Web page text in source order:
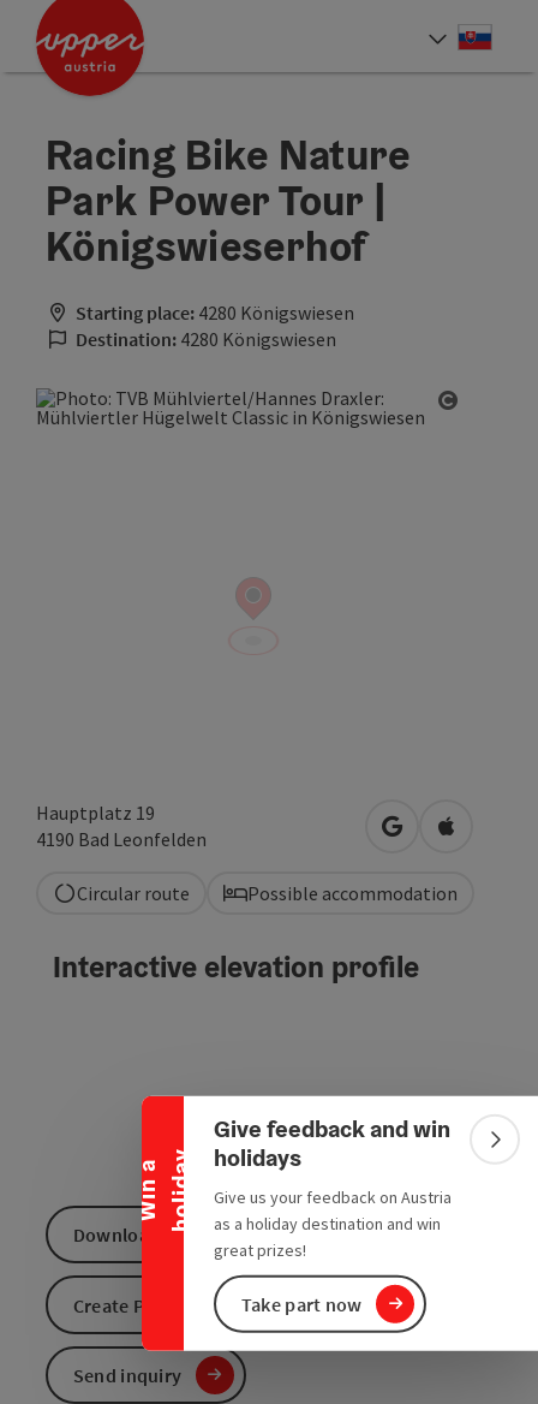
Accesskey
Accesskey
W
i
n
a
h
o
l
i
d
a y
Collapse banner
Give feedback and win
holidays
Give us your feedback on Austria
as a holiday destination and win
great prizes!
Take part now
Racing Bike Nature
Park Power Tour |
Königswieserhof
Starting place: 4280 Königswiesen
Destination: 4280 Königswiesen
Hauptplatz 19
4190 Bad Leonfelden open in Google
Open in
Circular route Possible accommodation
Interactive elevation profile
Download GPS data
Create PDF
Send inquiry